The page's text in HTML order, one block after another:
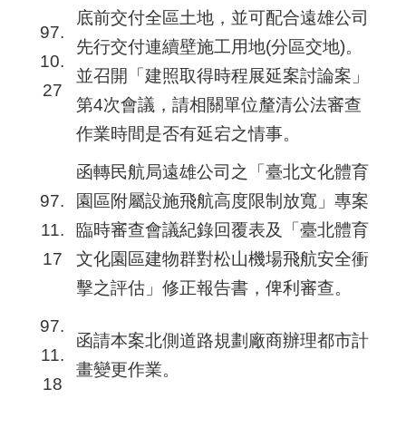
97.
10.
27
底前交付全區土地，並可配合遠雄公司
先行交付連續壁施工用地(分區交地)。
並召開「建照取得時程展延案討論案」
第4次會議，請相關單位釐清公法審查
作業時間是否有延宕之情事。
97.
11.
17
函轉民航局遠雄公司之「臺北文化體育
園區附屬設施飛航高度限制放寬」專案
臨時審查會議紀錄回覆表及「臺北體育
文化園區建物群對松山機場飛航安全衝
擊之評估」修正報告書，俾利審查。
97.
11.
18
函請本案北側道路規劃廠商辦理都市計
畫變更作業。